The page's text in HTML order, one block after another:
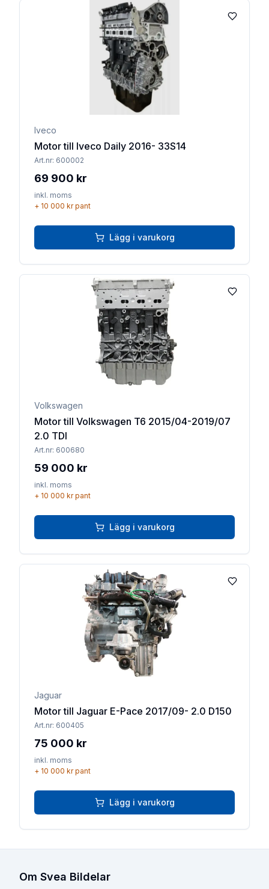
Lägg till
Iveco
Motor till Iveco Daily 2016- 33S14
Art.nr: 600002
69 900 kr
inkl. moms
+ 10 000 krpant
Lägg i varukorg
Lägg till
Volkswagen
Motor till Volkswagen T6 2015/04-2019/07
2.0 TDI
Art.nr: 600680
59 000 kr
inkl. moms
+ 10 000 krpant
Lägg i varukorg
Lägg till
Jaguar
Motor till Jaguar E-Pace 2017/09- 2.0 D150
Art.nr: 600405
75 000 kr
inkl. moms
+ 10 000 krpant
Lägg i varukorg
Om Svea Bildelar